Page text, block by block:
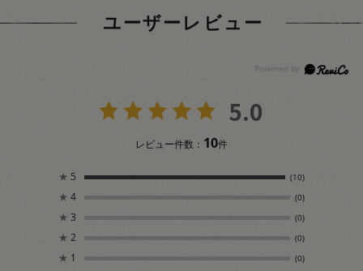
ユーザーレビュー
5.0
レビュー件数： 10件
★ 5 (10)
★ 4 (0)
★ 3 (0)
★ 2 (0)
★ 1 (0)